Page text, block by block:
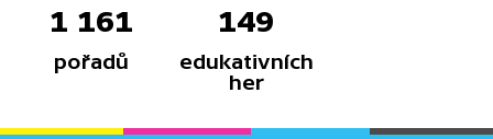
1 161
pořadů
149
edukativních
her